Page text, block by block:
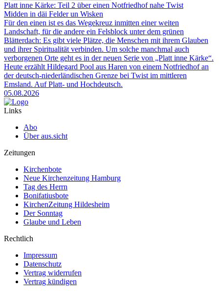
Platt inne Kärke: Teil 2 über einen Notfriedhof nahe Twist
Midden in däi Felder un Wisken
Für den einen ist es das Wegekreuz inmitten einer weiten
Landschaft, für die andere ein Felsblock unter dem grünen
Blätterdach: Es gibt viele Plätze, die Menschen mit ihrem Glauben
und ihrer Spiritualität verbinden. Um solche manchmal auch
verborgenen Orte geht es in der neuen Serie von „Platt inne Kärke“.
Heute erzählt Hildegard Pool aus Haren von einem Notfriedhof an
der deutsch-niederländischen Grenze bei Twist im mittleren
Emsland. Auf Platt- und Hochdeutsch.
05.08.2026
Links
Abo
Über aus.sicht
Zeitungen
Kirchenbote
Neue Kirchenzeitung Hamburg
Tag des Herrn
Bonifatiusbote
KirchenZeitung Hildesheim
Der Sonntag
Glaube und Leben
Rechtlich
Impressum
Datenschutz
Vertrag widerrufen
Vertrag kündigen